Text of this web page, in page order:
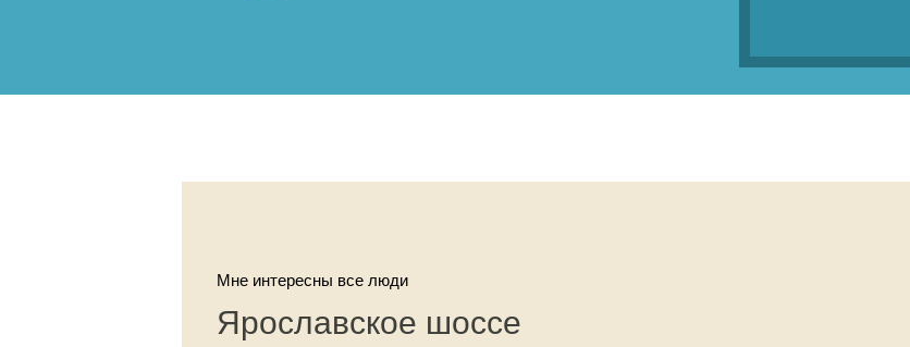
Мне интересны все люди
Ярославское шоссе